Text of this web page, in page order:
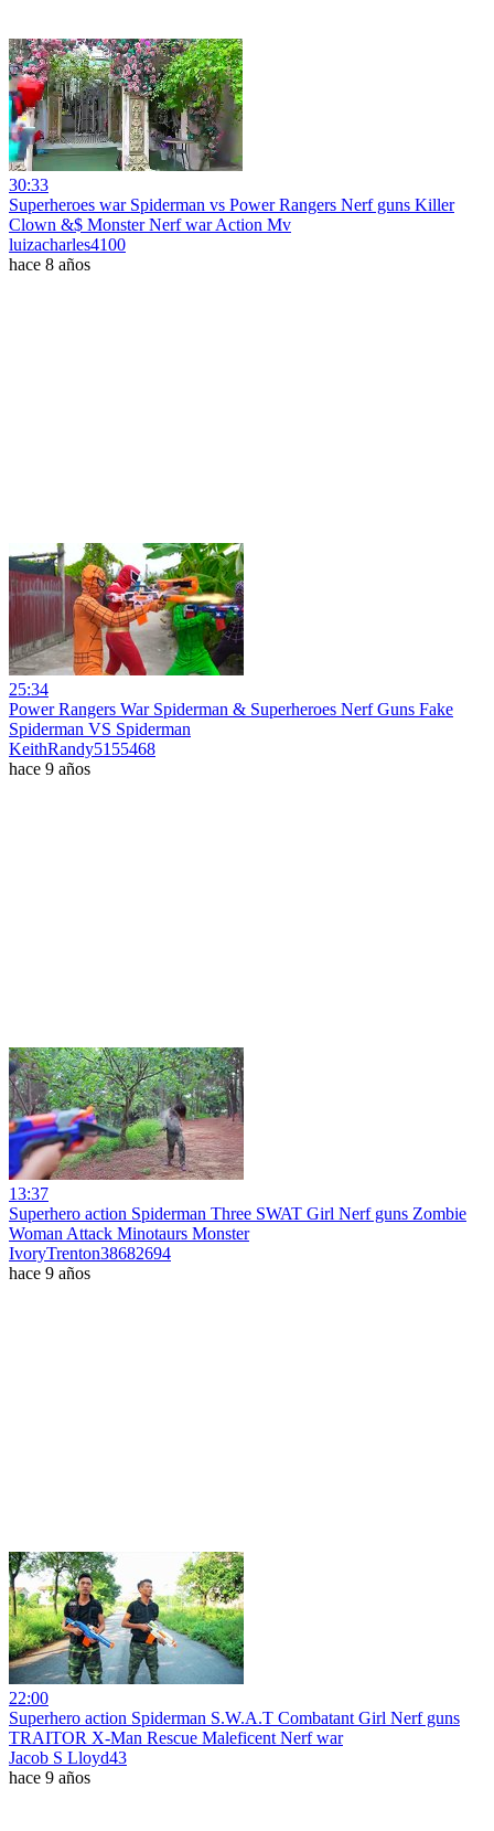
30:33
Superheroes war Spiderman vs Power Rangers Nerf guns Killer
Clown &$ Monster Nerf war Action Mv
luizacharles4100
hace 8 años
25:34
Power Rangers War Spiderman & Superheroes Nerf Guns Fake
Spiderman VS Spiderman
KeithRandy5155468
hace 9 años
13:37
Superhero action Spiderman Three SWAT Girl Nerf guns Zombie
Woman Attack Minotaurs Monster
IvoryTrenton38682694
hace 9 años
22:00
Superhero action Spiderman S.W.A.T Combatant Girl Nerf guns
TRAITOR X-Man Rescue Maleficent Nerf war
Jacob S Lloyd43
hace 9 años